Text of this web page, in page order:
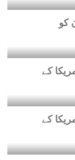
کو
کے
کے